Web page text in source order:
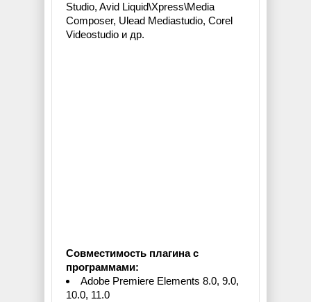
Studio, Avid Liquid\Xpress\Media
Composer, Ulead Mediastudio, Corel
Videostudio и др.
Совместимость плагина с
программами:
Adobe Premiere Elements 8.0, 9.0,
10.0, 11.0